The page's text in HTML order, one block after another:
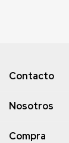
Contacto
Nosotros
Compra